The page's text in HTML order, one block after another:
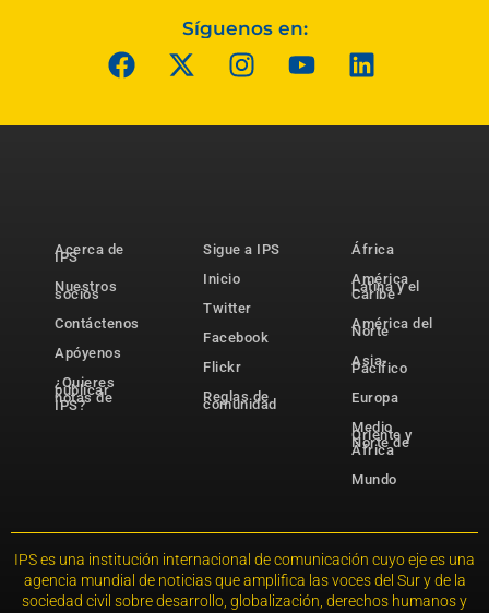
Síguenos en:
Acerca de
IPS
Nuestros
socios
Contáctenos
Apóyenos
¿Quieres
publicar
notas de
IPS?
Sigue a IPS
Inicio
Twitter
Facebook
Flickr
Reglas de
comunidad
África
América
Latina y el
Caribe
América del
Norte
Asia-
Pacífico
Europa
Medio
Oriente y
Norte de
África
Mundo
IPS es una institución internacional de comunicación cuyo eje es una
agencia mundial de noticias que amplifica las voces del Sur y de la
sociedad civil sobre desarrollo, globalización, derechos humanos y